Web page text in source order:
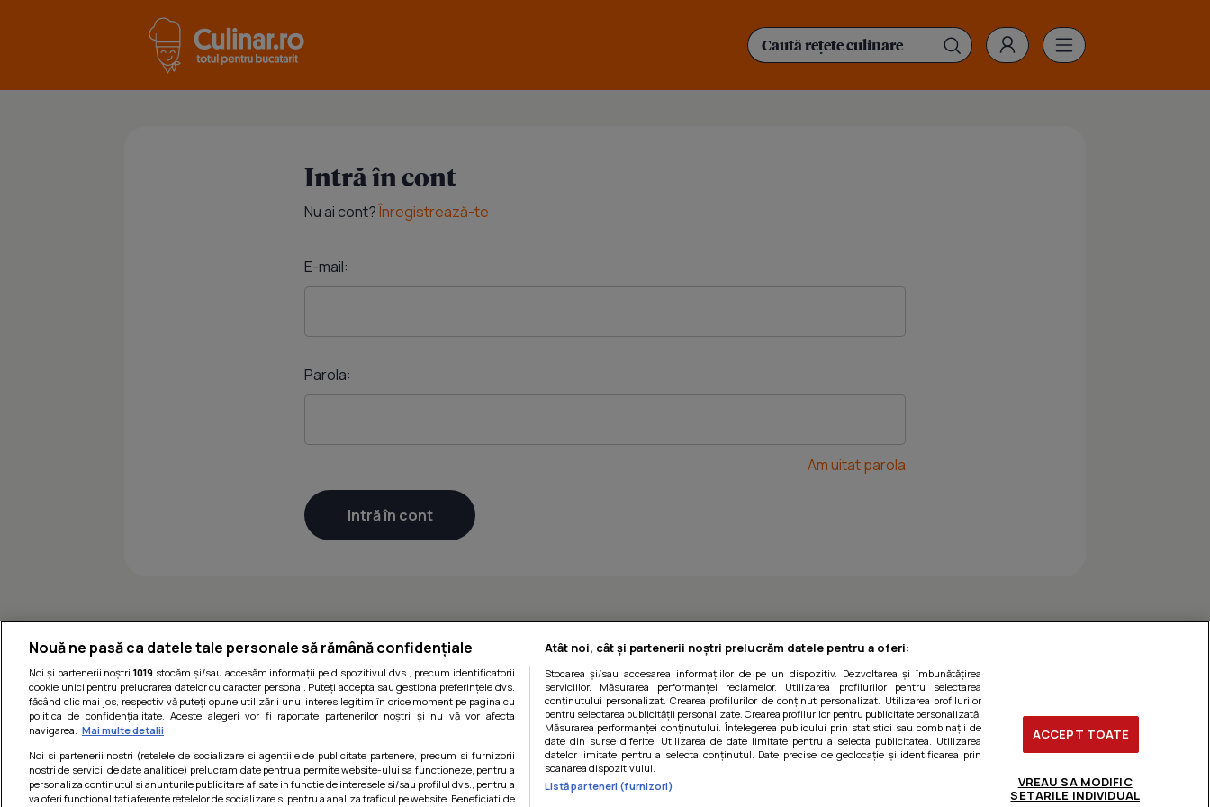
Intră în cont
Nu ai cont?Înregistrează-te
E-mail:
Parola:
Am uitat parola
Termeni si conditii|Politica de cookies Politica de confidentialitate
Nouă ne pasă ca datele tale personale să rămână confidențiale
Noi și partenerii noștri1019 stocăm și/sau accesăm informații pe dispozitivul dvs., precum identificatorii
cookie unici pentru prelucrarea datelor cu caracter personal. Puteți accepta sau gestiona preferințele dvs.
făcând clic mai jos, respectiv vă puteți opune utilizării unui interes legitim în orice moment pe pagina cu
politica de confidențialitate. Aceste alegeri vor fi raportate partenerilor noștri și nu vă vor afecta
navigarea. Mai multe detalii
Noi si partenerii nostri (retelele de socializare si agentiile de publicitate partenere, precum si furnizorii
nostri de servicii de date analitice) prelucram date pentru a permite website-ului sa functioneze, pentru a
personaliza continutul si anunturile publicitare afisate in functie de interesele si/sau profilul dvs., pentru a
va oferi functionalitati aferente retelelor de socializare si pentru a analiza traficul pe website. Beneficiati de
Atât noi, cât și partenerii noștri prelucrăm datele pentru a oferi:
Stocarea și/sau accesarea informațiilor de pe un dispozitiv. Dezvoltarea și îmbunătățirea
serviciilor. Măsurarea performanței reclamelor. Utilizarea profilurilor pentru selectarea
conținutului personalizat. Crearea profilurilor de conținut personalizat. Utilizarea profilurilor
pentru selectarea publicității personalizate. Crearea profilurilor pentru publicitate personalizată.
Măsurarea performanței conținutului. Înțelegerea publicului prin statistici sau combinații de
date din surse diferite. Utilizarea de date limitate pentru a selecta publicitatea. Utilizarea
datelor limitate pentru a selecta conținutul. Date precise de geolocație și identificarea prin
scanarea dispozitivului.
Listă parteneri (furnizori)
ACCEPT TOATE
VREAU SA MODIFIC
SETARILE INDIVIDUAL